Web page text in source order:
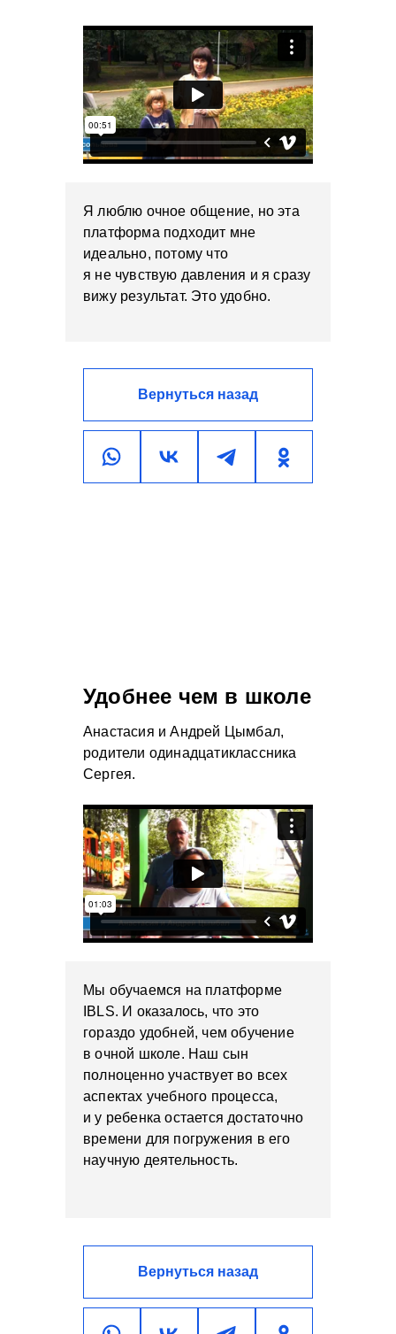
Вернуться назад
Я люблю очное общение, но эта
платформа подходит мне
идеально, потому что
я не чувствую давления и я сразу
вижу результат. Это удобно.
Удобнее чем в школе
Вернуться назад
Анастасия и Андрей Цымбал,
родители одинадцатиклассника
Сергея.
Мы обучаемся на платформе
IBLS. И оказалось, что это
гораздо удобней, чем обучение
в очной школе. Наш сын
полноценно участвует во всех
аспектах учебного процесса,
и у ребенка остается достаточно
времени для погружения в его
научную деятельность.